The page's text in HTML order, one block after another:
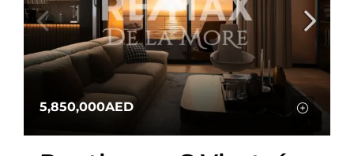
5,850,000AED